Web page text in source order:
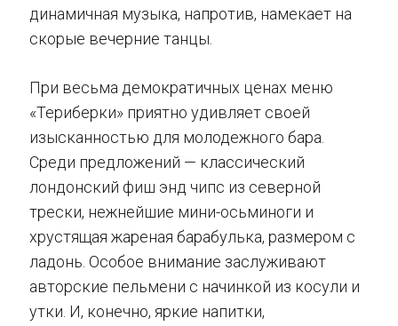
динамичная музыка, напротив, намекает на
скорые вечерние танцы.
При весьма демократичных ценах меню
«Териберки» приятно удивляет своей
изысканностью для молодежного бара.
Среди предложений — классический
лондонский фиш энд чипс из северной
трески, нежнейшие мини-осьминоги и
хрустящая жареная барабулька, размером с
ладонь. Особое внимание заслуживают
авторские пельмени с начинкой из косули и
утки. И, конечно, яркие напитки,